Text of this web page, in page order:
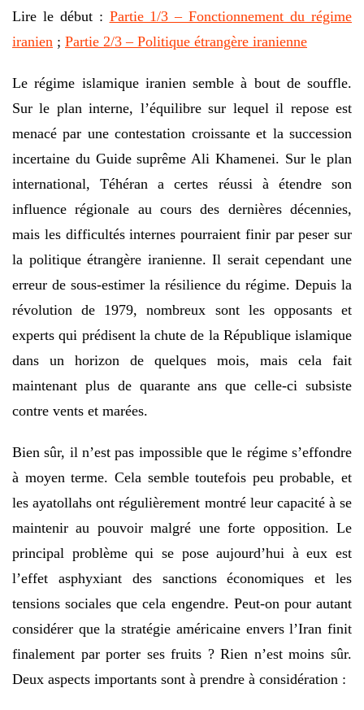
Lire le début : Partie 1/3 – Fonctionnement du régime
iranien ; Partie 2/3 – Politique étrangère iranienne
Le régime islamique iranien semble à bout de souffle.
Sur le plan interne, l’équilibre sur lequel il repose est
menacé par une contestation croissante et la succession
incertaine du Guide suprême Ali Khamenei. Sur le plan
international, Téhéran a certes réussi à étendre son
influence régionale au cours des dernières décennies,
mais les difficultés internes pourraient finir par peser sur
la politique étrangère iranienne. Il serait cependant une
erreur de sous-estimer la résilience du régime. Depuis la
révolution de 1979, nombreux sont les opposants et
experts qui prédisent la chute de la République islamique
dans un horizon de quelques mois, mais cela fait
maintenant plus de quarante ans que celle-ci subsiste
contre vents et marées.
Bien sûr, il n’est pas impossible que le régime s’effondre
à moyen terme. Cela semble toutefois peu probable, et
les ayatollahs ont régulièrement montré leur capacité à se
maintenir au pouvoir malgré une forte opposition. Le
principal problème qui se pose aujourd’hui à eux est
l’effet asphyxiant des sanctions économiques et les
tensions sociales que cela engendre. Peut-on pour autant
considérer que la stratégie américaine envers l’Iran finit
finalement par porter ses fruits ? Rien n’est moins sûr.
Deux aspects importants sont à prendre à considération :